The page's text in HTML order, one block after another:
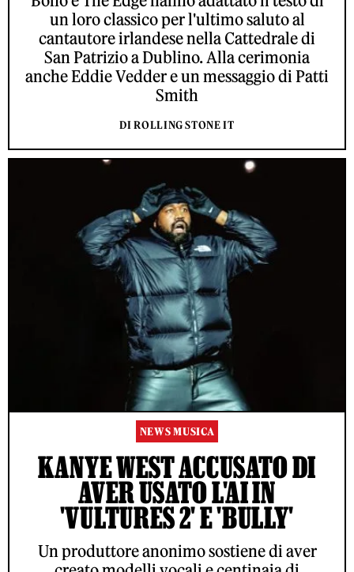
un loro classico per l'ultimo saluto al
cantautore irlandese nella Cattedrale di
San Patrizio a Dublino. Alla cerimonia
anche Eddie Vedder e un messaggio di Patti
Smith
DI ROLLING STONE IT
NEWS MUSICA
KANYE WEST ACCUSATO DI
AVER USATO L'AI IN
'VULTURES 2' E 'BULLY'
Un produttore anonimo sostiene di aver